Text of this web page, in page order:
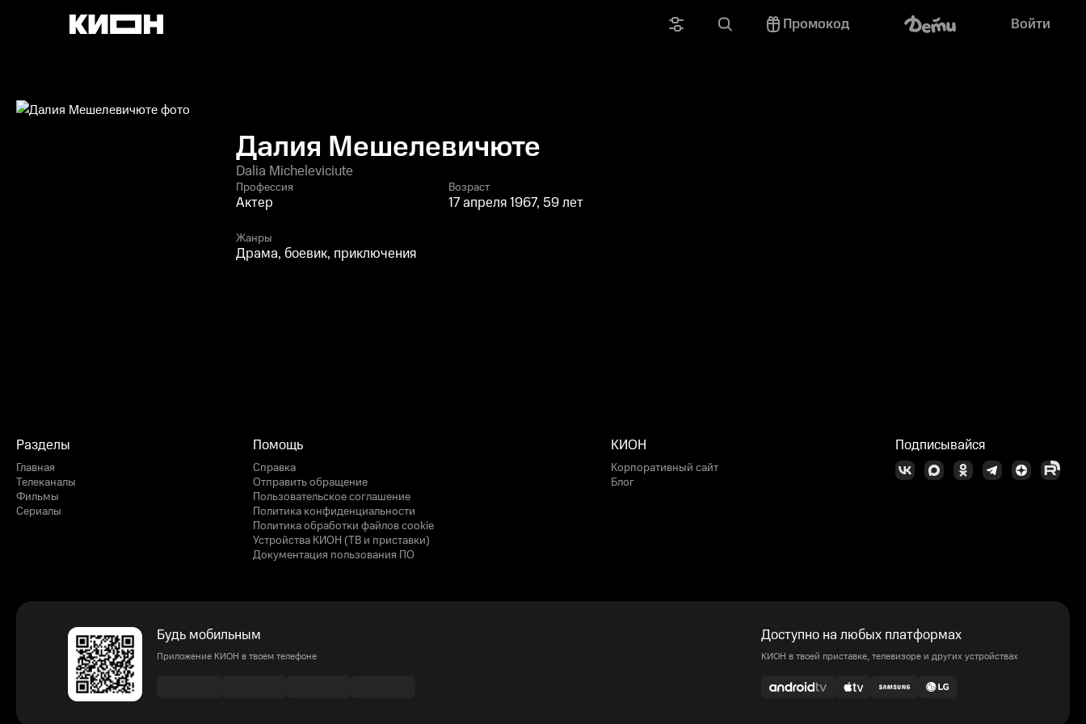
Промокод Войти
Далия Мешелевичюте
Dalia Micheleviciute
Профессия
Актер
Возраст
17 апреля 1967, 59 лет
Жанры
Драма, боевик, приключения
Разделы
Главная
Телеканалы
Фильмы
Сериалы
Помощь
Справка
Отправить обращение
Пользовательское соглашение
Политика конфиденциальности
Политика обработки файлов cookie
Устройства КИОН (ТВ и приставки)
Документация пользования ПО
КИОН
Корпоративный сайт
Блог
Подписывайся
Будь мобильным
Приложение КИОН в твоем телефоне
Доступно на любых платформах
КИОН в твоей приставке, телевизоре и других устройствах